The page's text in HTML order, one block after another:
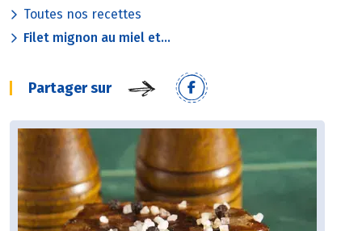
Toutes nos recettes
Filet mignon au miel et...
Partager sur